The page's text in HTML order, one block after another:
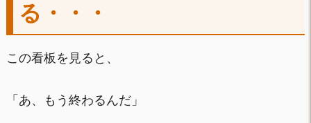
る・・・
この看板を見ると、
「あ、もう終わるんだ」